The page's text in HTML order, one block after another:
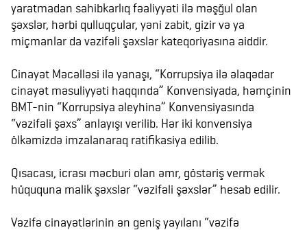
yaratmadan sahibkarlıq fəaliyyəti ilə məşğul olan
şəxslər, hərbi qulluqçular, yəni zabit, gizir və ya
miçmanlar da vəzifəli şəxslər kateqoriyasına aiddir.
Cinayət Məcəlləsi ilə yanaşı, “Korrupsiya ilə əlaqədar
cinayət məsuliyyəti haqqında” Konvensiyada, həmçinin
BMT-nin “Korrupsiya əleyhinə” Konvensiyasında
“vəzifəli şəxs” anlayışı verilib. Hər iki konvensiya
ölkəmizdə imzalanaraq ratifikasiya edilib.
Qısacası, icrası məcburi olan əmr, göstəriş vermək
hüququna malik şəxslər “vəzifəli şəxslər” hesab edilir.
Vəzifə cinayətlərinin ən geniş yayılanı “vəzifə